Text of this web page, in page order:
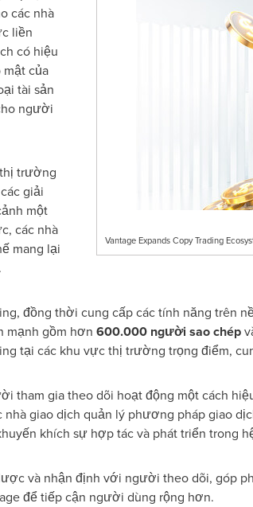
Vantage Expands Copy Trading
các nhà
liền
có hiệu
của
tài sản
người
trường
giải
một
các nhà
mang lại
đồng thời cung cấp các tính năng trên
mạnh gồm hơn 600.000 người sao chép
tại các khu vực thị trường trọng điểm,
tham gia theo dõi hoạt động một cách
giao dịch quản lý phương pháp giao
khích sự hợp tác và phát triển trong
và nhận định với người theo dõi, góp
để tiếp cận người dùng rộng hơn.